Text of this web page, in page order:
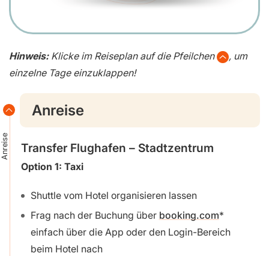
Hinweis: Klicke im Reiseplan auf die Pfeilchen
, um
einzelne Tage einzuklappen!
Anreise
Anreise
Transfer Flughafen – Stadtzentrum
Option 1: Taxi
Shuttle vom Hotel organisieren lassen
Frag nach der Buchung über booking.com
einfach über die App oder den Login-Bereich
beim Hotel nach